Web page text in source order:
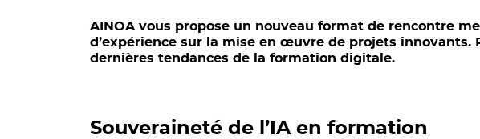
AINOA vous propose un nouveau format de rencontre
d’expérience sur la mise en œuvre de projets
dernières tendances de la formation digitale.
Souveraineté de l’IA en formation